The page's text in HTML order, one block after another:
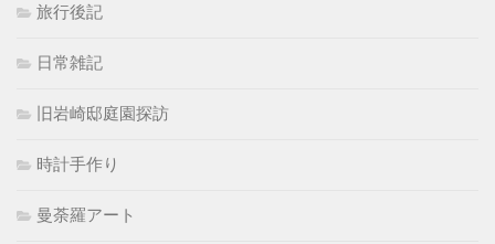
旅行後記
日常雑記
旧岩崎邸庭園探訪
時計手作り
曼荼羅アート